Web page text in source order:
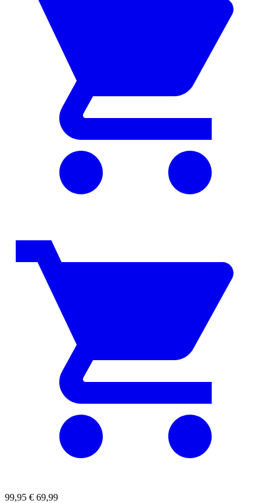
99,95 € 69,99